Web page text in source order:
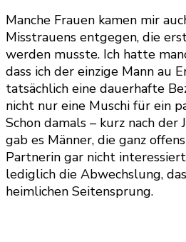
Manche Frauen kamen mir
Misstrauens entgegen, die
werden musste. Ich hatte
dass ich der einzige Mann au
tatsächlich eine dauerhafte
nicht nur eine Muschi für ein
Schon damals – kurz nach der
gab es Männer, die ganz
Partnerin gar nicht
lediglich die Abwechslung,
heimlichen Seitensprung.